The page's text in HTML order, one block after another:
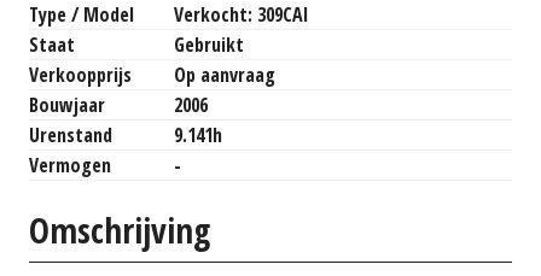
Type / Model
Verkocht: 309CAI
Staat
Gebruikt
Verkoopprijs
Op aanvraag
Bouwjaar
2006
Urenstand
9.141h
Vermogen
-
Omschrijving